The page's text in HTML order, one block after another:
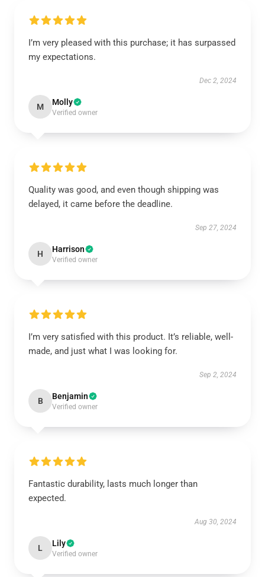
I’m very pleased with this purchase; it has surpassed
my expectations.
Dec 2, 2024
M Molly
Verified owner
Quality was good, and even though shipping was
delayed, it came before the deadline.
Sep 27, 2024
H Harrison
Verified owner
I’m very satisfied with this product. It’s reliable, well-
made, and just what I was looking for.
Sep 2, 2024
B Benjamin
Verified owner
Fantastic durability, lasts much longer than
expected.
Aug 30, 2024
L Lily
Verified owner